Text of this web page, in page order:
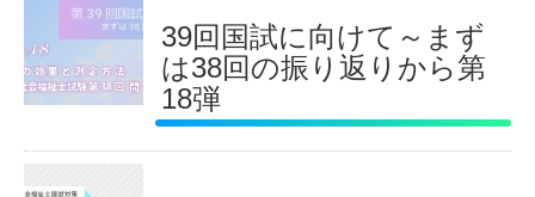
39回国試に向けて～まず
は38回の振り返りから第
18弾